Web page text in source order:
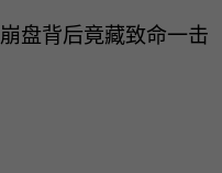
盘背后竟藏致命一击